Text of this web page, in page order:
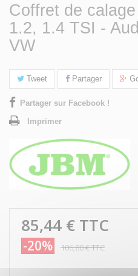
Coffret de
1.2, 1.4 TSI -
VW
Tweet Partager
Partager sur Facebook !
Imprimer
85,44 € TTC
-20% 106,80 €TTC